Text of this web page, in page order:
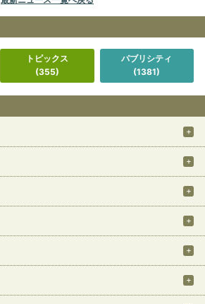
トピックス
(355)
パブリシティ
(1381)